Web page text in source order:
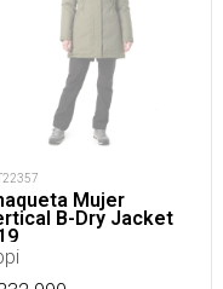
Mujer
B-Dry Jacket